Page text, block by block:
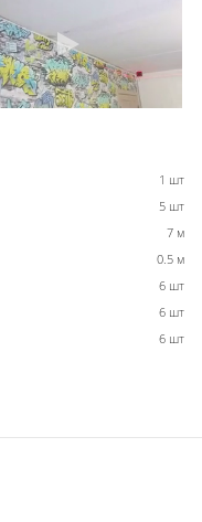
1 шт
5 шт
7 м
0.5 м
6 шт
6 шт
6 шт